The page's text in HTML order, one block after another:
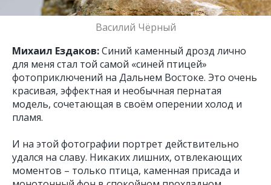
Василий Чёрный
Михаил Ездаков:Синий каменный дрозд лично
для меня стал той самой «синей птицей»
фотоприключений на Дальнем Востоке. Это очень
красивая, эффектная и необычная пернатая
модель, сочетающая в своём оперении холод и
пламя.
И на этой фотографии портрет действительно
удался на славу. Никаких лишних, отвлекающих
моментов – только птица, каменная присада и